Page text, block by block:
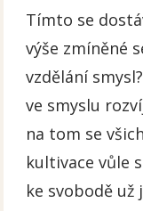
Tímto se
výše zmíněné
vzdělání
ve smyslu
na tom se
kultivace vůle
ke svobodě už